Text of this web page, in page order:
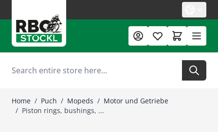
Search
Home / Puch / Mopeds / Motor und Getriebe
/ Piston rings, bushings, ...